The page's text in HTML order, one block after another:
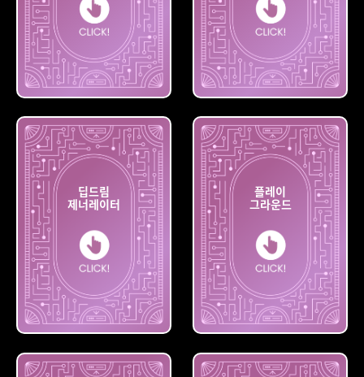
파이어
플라이
노벨AI
딥드림
제너레이터
딥드림
제너레이터
플레이
그라운드
플레이
그라운드